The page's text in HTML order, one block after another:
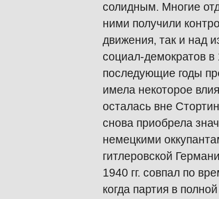
солидным. Многие
ними получили
движения, так и над
социал-демократов в
последующие годы
имела некоторое
осталась вне
снова приобрела
немецкими
гитлеровской
1940 гг. совпал по
когда партия в